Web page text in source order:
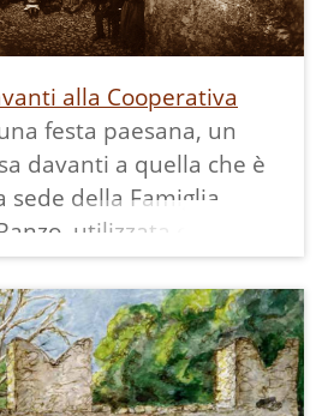
la costruzione del
può essere anche
alla Cooperativa
festa paesana, un
davanti a quella che è
sede della Famiglia
utilizzata dal 1907
un grande gelso e il
di illuminazione
aerei ed il lampione